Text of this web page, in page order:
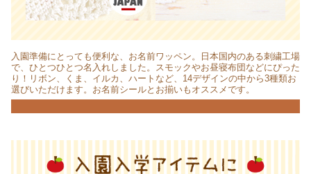
入園準備にとっても便利な、お名前ワッペン。日本国内のある刺繍工場
で、ひとつひとつ名入れしました。スモックやお昼寝布団などにぴった
り！リボン、くま、イルカ、ハートなど、14デザインの中から3種類お
選びいただけます。お名前シールとお揃いもオススメです。